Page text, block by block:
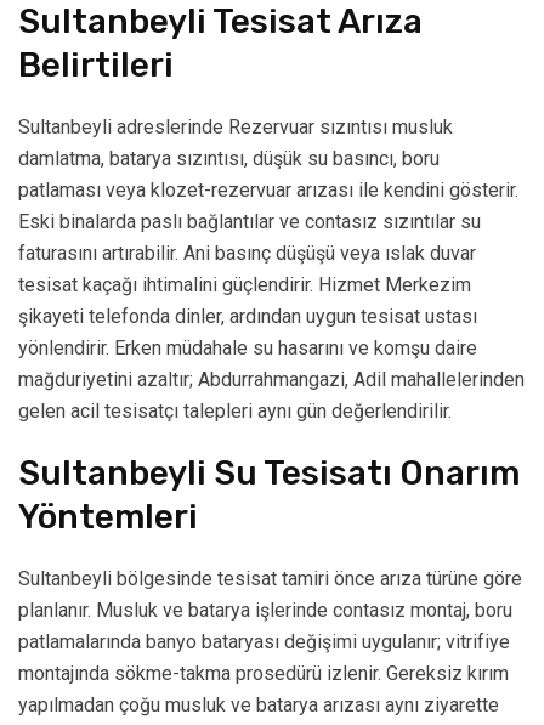
Sultanbeyli Tesisat Arıza
Belirtileri
Sultanbeyli adreslerinde Rezervuar sızıntısı musluk
damlatma, batarya sızıntısı, düşük su basıncı, boru
patlaması veya klozet-rezervuar arızası ile kendini gösterir.
Eski binalarda paslı bağlantılar ve contasız sızıntılar su
faturasını artırabilir. Ani basınç düşüşü veya ıslak duvar
tesisat kaçağı ihtimalini güçlendirir. Hizmet Merkezim
şikayeti telefonda dinler, ardından uygun tesisat ustası
yönlendirir. Erken müdahale su hasarını ve komşu daire
mağduriyetini azaltır; Abdurrahmangazi, Adil mahallelerinden
gelen acil tesisatçı talepleri aynı gün değerlendirilir.
Sultanbeyli Su Tesisatı Onarım
Yöntemleri
Sultanbeyli bölgesinde tesisat tamiri önce arıza türüne göre
planlanır. Musluk ve batarya işlerinde contasız montaj, boru
patlamalarında banyo bataryası değişimi uygulanır; vitrifiye
montajında sökme-takma prosedürü izlenir. Gereksiz kırım
yapılmadan çoğu musluk ve batarya arızası aynı ziyarette